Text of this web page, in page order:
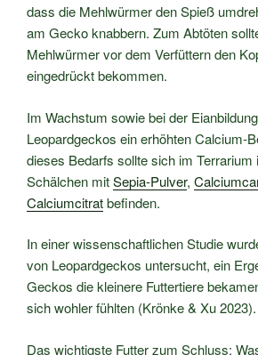
dass die Mehlwürmer den Spieß
am Gecko knabbern. Zum Abtöten
Mehlwürmer vor dem Verfüttern den
eingedrückt bekommen.
Im Wachstum sowie bei der
Leopardgeckos ein erhöhten Calcium-
dieses Bedarfs sollte sich im Terrarium
Schälchen mitSepia-Pulver,
Calciumcitratbefinden.
In einer wissenschaftlichen Studie
von Leopardgeckos untersucht, ein
Geckos die kleinere Futtertiere
sich wohler fühlten (Krönke & Xu 2023).
Das wichtigste Futter zum Schluss: